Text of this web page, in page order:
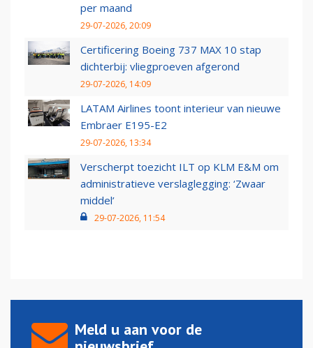
per maand
29-07-2026, 20:09
Certificering Boeing 737 MAX 10 stap
dichterbij: vliegproeven afgerond
29-07-2026, 14:09
LATAM Airlines toont interieur van nieuwe
Embraer E195-E2
29-07-2026, 13:34
Verscherpt toezicht ILT op KLM E&M om
administratieve verslaglegging: ‘Zwaar
middel’
29-07-2026, 11:54
Meld u aan voor de